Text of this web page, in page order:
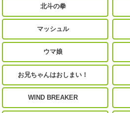
北斗の拳
マッシュル
ウマ娘
お兄ちゃんはおしまい！
WIND BREAKER